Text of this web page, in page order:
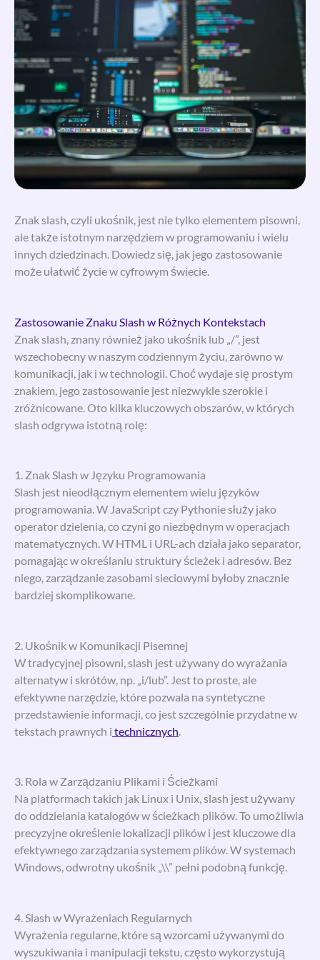
Znak slash, czyli ukośnik, jest nie tylko elementem pisowni,
ale także istotnym narzędziem w programowaniu i wielu
innych dziedzinach. Dowiedz się, jak jego zastosowanie
może ułatwić życie w cyfrowym świecie.
Zastosowanie Znaku Slash w Różnych Kontekstach
Znak slash, znany również jako ukośnik lub „/”, jest
wszechobecny w naszym codziennym życiu, zarówno w
komunikacji, jak i w technologii. Choć wydaje się prostym
znakiem, jego zastosowanie jest niezwykle szerokie i
zróżnicowane. Oto kilka kluczowych obszarów, w których
slash odgrywa istotną rolę:
1. Znak Slash w Języku Programowania
Slash jest nieodłącznym elementem wielu języków
programowania. W JavaScript czy Pythonie służy jako
operator dzielenia, co czyni go niezbędnym w operacjach
matematycznych. W HTML i URL-ach działa jako separator,
pomagając w określaniu struktury ścieżek i adresów. Bez
niego, zarządzanie zasobami sieciowymi byłoby znacznie
bardziej skomplikowane.
2. Ukośnik w Komunikacji Pisemnej
W tradycyjnej pisowni, slash jest używany do wyrażania
alternatyw i skrótów, np. „i/lub”. Jest to proste, ale
efektywne narzędzie, które pozwala na syntetyczne
przedstawienie informacji, co jest szczególnie przydatne w
tekstach prawnych i technicznych.
3. Rola w Zarządzaniu Plikami i Ścieżkami
Na platformach takich jak Linux i Unix, slash jest używany
do oddzielania katalogów w ścieżkach plików. To umożliwia
precyzyjne określenie lokalizacji plików i jest kluczowe dla
efektywnego zarządzania systemem plików. W systemach
Windows, odwrotny ukośnik „\\” pełni podobną funkcję.
4. Slash w Wyrażeniach Regularnych
Wyrażenia regularne, które są wzorcami używanymi do
wyszukiwania i manipulacji tekstu, często wykorzystują